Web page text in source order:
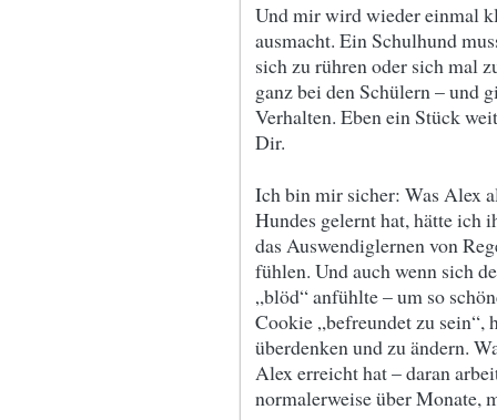
Und mir wird wieder einmal
ausmacht. Ein Schulhund
sich zu rühren oder sich mal
ganz bei den Schülern – und
Verhalten. Eben ein Stück
Dir.
Ich bin mir sicher: Was Alex
Hundes gelernt hat, hätte ich
das Auswendiglernen von
fühlen. Und auch wenn sich
„blöd“ anfühlte – um so
Cookie „befreundet zu sein“,
überdenken und zu ändern.
Alex erreicht hat – daran
normalerweise über Monate,